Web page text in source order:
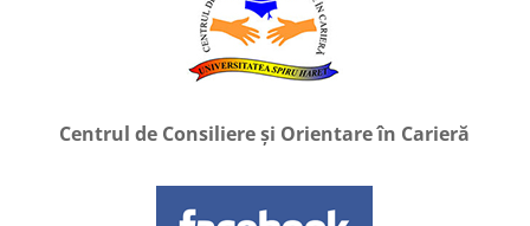
Centrul de Consiliere și Orientare în Carieră